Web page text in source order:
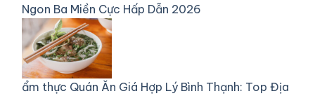
Ngon Ba Miền Cực Hấp Dẫn 2026
ẩm thực Quán Ăn Giá Hợp Lý Bình Thạnh: Top Địa